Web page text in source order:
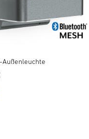
Außenleuchte